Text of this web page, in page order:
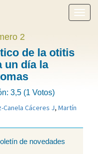
menú
2
de la otitis
un día la
3,5 (1 Votos)
Canela Cáceres J, Martín
de novedades